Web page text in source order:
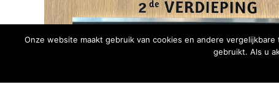
Onze website maakt gebruik van cookies en andere
gebruikt. Als u